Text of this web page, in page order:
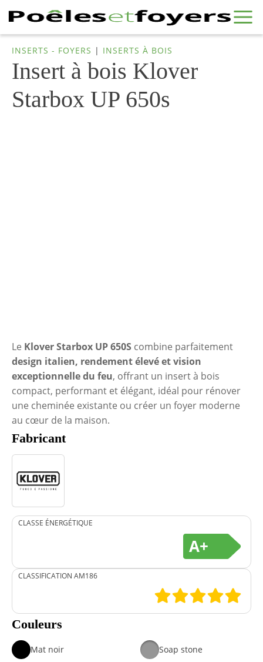
INSERTS - FOYERS | INSERTS À BOIS
Insert à bois Klover
Starbox UP 650s
Le Klover Starbox UP 650S combine parfaitement
design italien, rendement élevé et vision
exceptionnelle du feu, offrant un insert à bois
compact, performant et élégant, idéal pour rénover
une cheminée existante ou créer un foyer moderne
au cœur de la maison.
Fabricant
CLASSE ÉNERGÉTIQUE
A+
CLASSIFICATION AM186
Couleurs
Mat noir Soap stone